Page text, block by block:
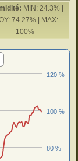
MIN: 24.3% |
74.27% | MAX:
100%
80 %
100 %
120 %